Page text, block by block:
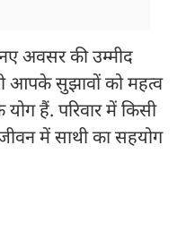
अवसर की उम्मीद
आपके सुझावों को महत्व
योग हैं. परिवार में किसी
जीवन में साथी का सहयोग